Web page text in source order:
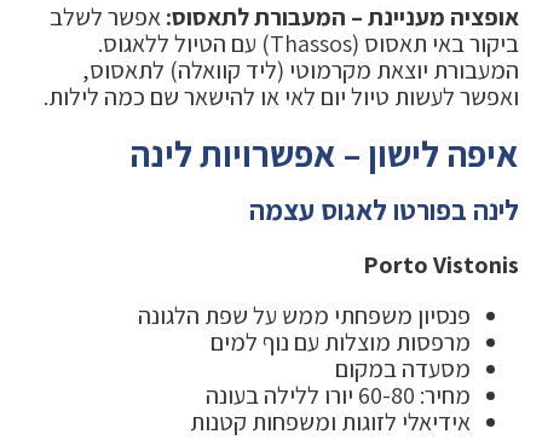
אופציה מעניינת – המעבורת לתאסוס:אפשר לשלב
ביקור באי תאסוס (Thassos) עם הטיול ללאגוס.
המעבורת יוצאת מקרמוטי (ליד קוואלה) לתאסוס,
ואפשר לעשות טיול יום לאי או להישאר שם כמה לילות.
איפה לישון – אפשרויות לינה
לינה בפורטו לאגוס עצמה
Porto Vistonis
פנסיון משפחתי ממש על שפת הלגונה
מרפסות מוצלות עם נוף למים
מסעדה במקום
מחיר: 60-80 יורו ללילה בעונה
אידיאלי לזוגות ומשפחות קטנות